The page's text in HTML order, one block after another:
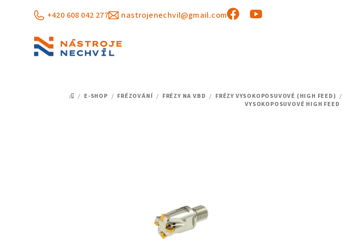
+420 608 042 277 nastrojenechvil@gmail.com
DOMŮ
/ E-SHOP / FRÉZOVÁNÍ / FRÉZY NA VBD / FRÉZY VYSOKOPOSUVOVÉ (HIGH FEED) /
VYSOKOPOSUVOVÉ HIGH FEED